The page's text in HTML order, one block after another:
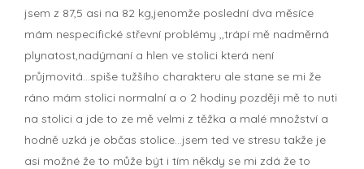
jsem z 87,5 asi na 82 kg,jenomže poslední dva měsíce
mám nespecifické střevní problémy ,,trápí mě nadměrná
plynatost,nadýmaní a hlen ve stolici která není
průjmovitá...spiše tužšího charakteru ale stane se mi že
ráno mám stolici normalní a o 2 hodiny později mě to nuti
na stolici a jde to ze mě velmi z těžka a malé množství a
hodně uzká je občas stolice...jsem ted ve stresu takže je
asi možné že to může být i tím někdy se mi zdá že to